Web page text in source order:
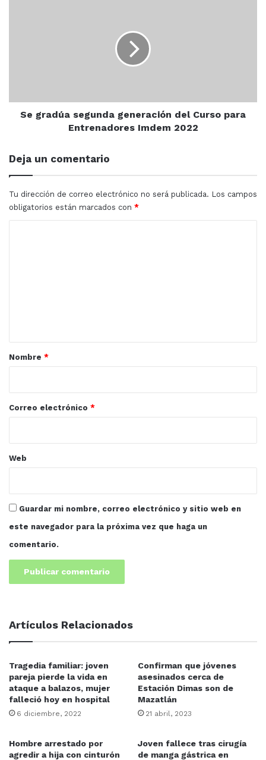
Imdem
2022Se gradúa segunda generación del Curso para
Entrenadores Imdem 2022
Deja un comentario
Tu dirección de correo electrónico no será publicada. Los campos
obligatorios están marcados con *
r
*
Nombre *
Correo electrónico *
Web
Guardar mi nombre, correo electrónico y sitio web en
este navegador para la próxima vez que haga un
comentario.
Artículos Relacionados
Tragedia familiar: joven
pareja pierde la vida en
ataque a balazos, mujer
falleció hoy en hospital
6 diciembre, 2022
Confirman que jóvenes
asesinados cerca de
Estación Dimas son de
Mazatlán
21 abril, 2023
Hombre arrestado por
agredir a hija con cinturón
Joven fallece tras cirugía
de manga gástrica en